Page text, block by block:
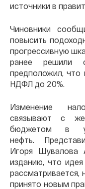
источники в
Чиновники
повысить
прогрессивную
ранее решили
предположил, что
НДФЛ до 20%.
Изменение
связывают с
бюджетом в
нефть.
Игоря Шувалова
изданию, что
рассматривается,
принято новым